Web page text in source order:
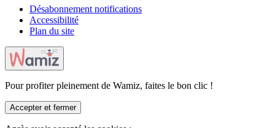
Désabonnement notifications
Accessibilité
Plan du site
Pour profiter pleinement de Wamiz, faites le bon clic !
Accepter et fermer